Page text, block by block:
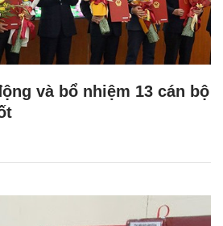
và bổ nhiệm 13 cán bộ